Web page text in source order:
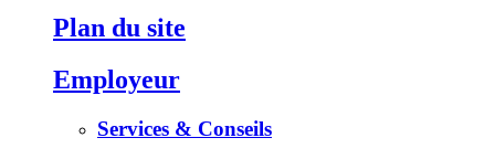
Plan du site
Employeur
Services & Conseils